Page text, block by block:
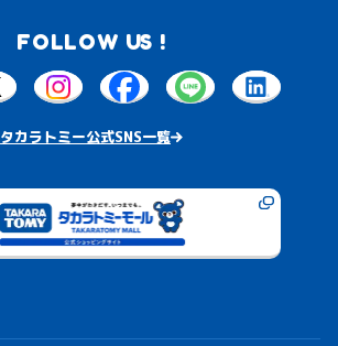
FOLLOW US !
タカラトミー公式SNS一覧